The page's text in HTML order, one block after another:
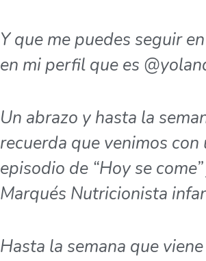
Y que me puedes seguir
en mi perfil que es
Un abrazo y hasta la
recuerda que venimos con
episodio de “Hoy se
Marqués Nutricionista
Hasta la semana que viene